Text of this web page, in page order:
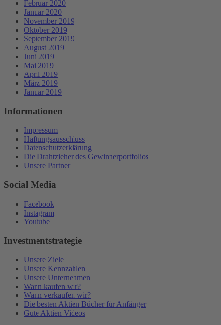
Februar 2020
Januar 2020
November 2019
Oktober 2019
September 2019
August 2019
Juni 2019
Mai 2019
April 2019
März 2019
Januar 2019
Informationen
Impressum
Haftungsausschluss
Datenschutzerklärung
Die Drahtzieher des Gewinnerportfolios
Unsere Partner
Social Media
Facebook
Instagram
Youtube
Investmentstrategie
Unsere Ziele
Unsere Kennzahlen
Unsere Unternehmen
Wann kaufen wir?
Wann verkaufen wir?
Die besten Aktien Bücher für Anfänger
Gute Aktien Videos